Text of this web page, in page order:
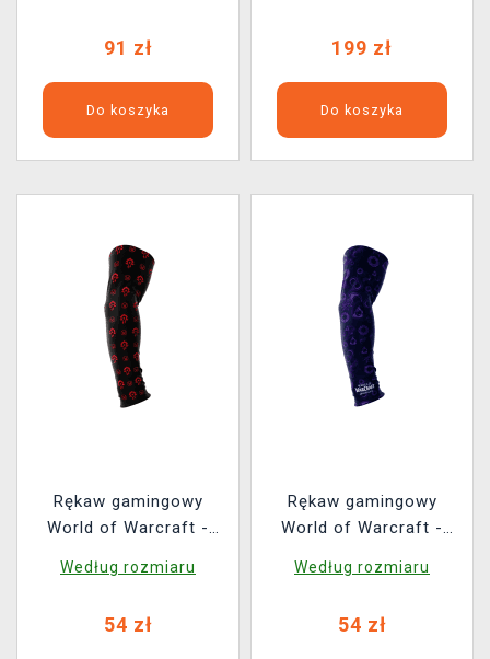
91 zł
Do koszyka
199 zł
Do koszyka
Rękaw gamingowy
World of Warcraft -
Według rozmiaru
54 zł
Rękaw gamingowy
World of Warcraft -
Według rozmiaru
54 zł